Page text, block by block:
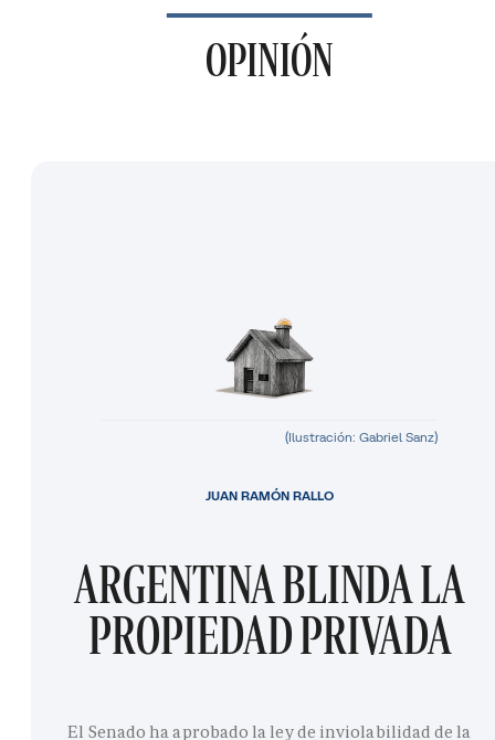
OPINIÓN
(Ilustración: Gabriel Sanz)
ARGENTINA BLINDA LA
PROPIEDAD PRIVADA
El Senado ha aprobado la ley de inviolabilidad de la
JUAN RAMÓN RALLO